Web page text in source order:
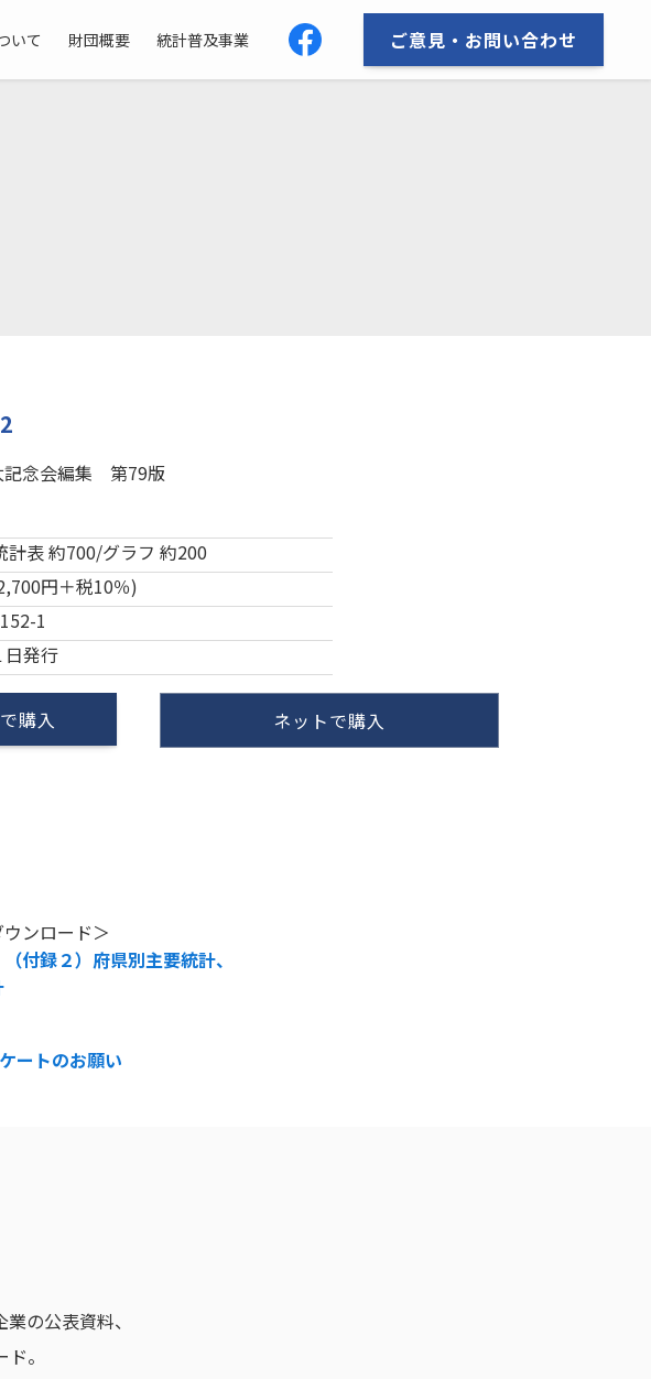
いて 財団概要 統計普及事業 ご意見・お問い合わせ
記念会編集 第79版
表 約700/グラフ 約200
円＋税10％)
1
日発行
購入 ネットで購入
ンロード＞
付録２）府県別主要統計、
ートのお願い
の公表資料、
。